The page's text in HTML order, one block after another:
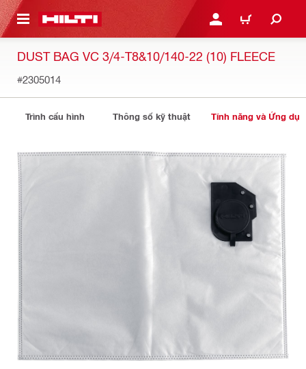
NỘI DUNG CHÍNH ĐĂNG NHẬP HOẶC
GIỎ HÀNG
DUST BAG VC 3/4-T8&10/140-22 (10) FLEECE
#2305014
Trình cấu hình Thông số kỹ thuật Tính năng và Ứng